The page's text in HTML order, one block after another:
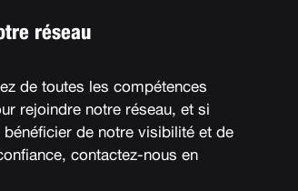
réseau
de toutes les compétences
rejoindre notre réseau, et si
bénéficier de notre visibilité et de
contactez-nous en